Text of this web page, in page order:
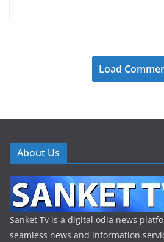
Load
About Us
Sanket Tv is a digital odia news
seamless news and information